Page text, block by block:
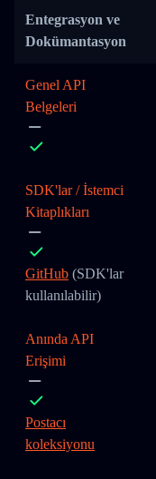
Entegrasyon ve
Dokümantasyon
Genel API
Belgeleri
SDK'lar / İstemci
Kitaplıkları
GitHub (SDK'lar
kullanılabilir)
Anında API
Erişimi
Postacı
koleksiyonu